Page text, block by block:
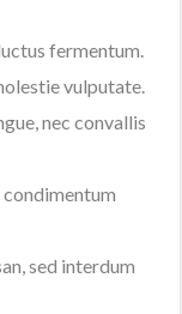
fermentum.
vulputate.
nec convallis
sed interdum